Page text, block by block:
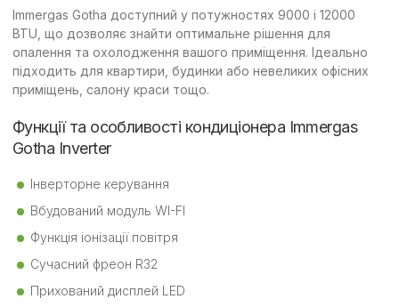
Immergas Gotha доступний у потужностях 9000 і 12000
BTU, що дозволяє знайти оптимальне рішення для
опалення та охолодження вашого приміщення. Ідеально
підходить для квартири, будинки або невеликих офісних
приміщень, салону краси тощо.
Функції та особливості кондиціонера Immergas
Gotha Inverter
Інверторне керування
Вбудований модуль WI-FI
Функція іонізації повітря
Сучасний фреон R32
Прихований дисплей LED